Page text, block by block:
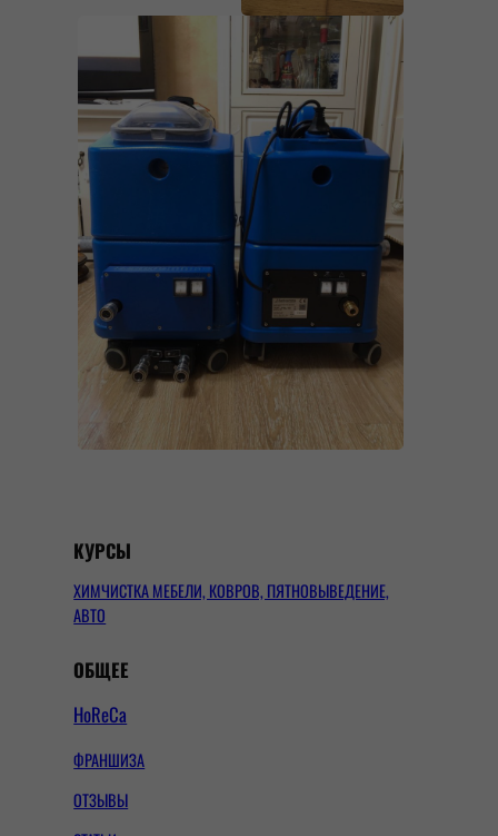
КУРСЫ
ХИМЧИСТКА МЕБЕЛИ, КОВРОВ, ПЯТНОВЫВЕДЕНИЕ,
АВТО
ОБЩЕЕ
HoReCa
ФРАНШИЗА
ОТЗЫВЫ